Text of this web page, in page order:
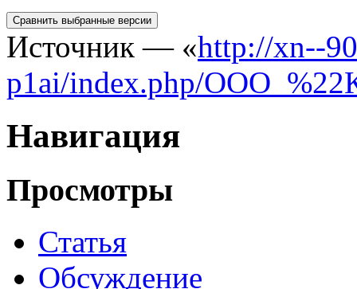
Источник — «http://xn--
p1ai/index.php/
Навигация
Просмотры
Статья
Обсуждение